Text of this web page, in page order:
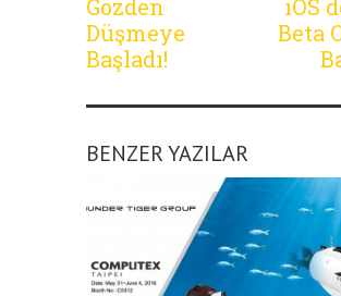
Gözden
Düşmeye
Başladı!
iOS
Beta
BENZER YAZILAR